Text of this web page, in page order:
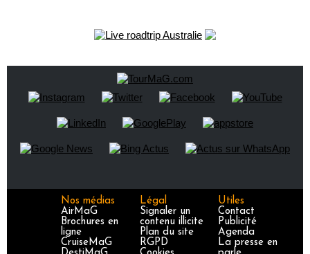
Nos médias
AirMaG
Brochures en
ligne
CruiseMaG
Légal
Signaler un
contenu illicite
Plan du site
RGPD
Utiles
Contact
Publicité
Agenda
La presse en